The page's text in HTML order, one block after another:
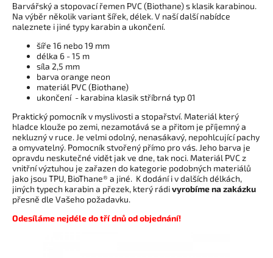
Barvářský a stopovací řemen PVC (Biothane) s klasik karabinou.
Na výběr několik variant šířek, délek. V naší další nabídce
naleznete i jiné typy karabin a ukončení.
šíře 16 nebo 19 mm
délka 6 - 15 m
síla 2,5 mm
barva orange neon
materiál PVC (Biothane)
ukončení - karabina klasik stříbrná typ 01
Praktický pomocník v myslivosti a stopařství. Materiál který
hladce klouže po zemi, nezamotává se a přitom je příjemný a
nekluzný v ruce. Je velmi odolný, nenasákavý, nepohlcující pachy
a omyvatelný. Pomocník stvořený přímo pro vás. Jeho barva je
opravdu neskutečné vidět jak ve dne, tak noci. Materiál PVC z
vnitřní výztuhou je zařazen do kategorie podobných materiálů
jako jsou TPU, BioThane® a jiné. K dodání i v dalších délkách,
jiných typech karabin a přezek, který rádivyrobíme na zakázku
přesně dle Vašeho požadavku.
Odesíláme nejdéle do tří dnů od objednání!